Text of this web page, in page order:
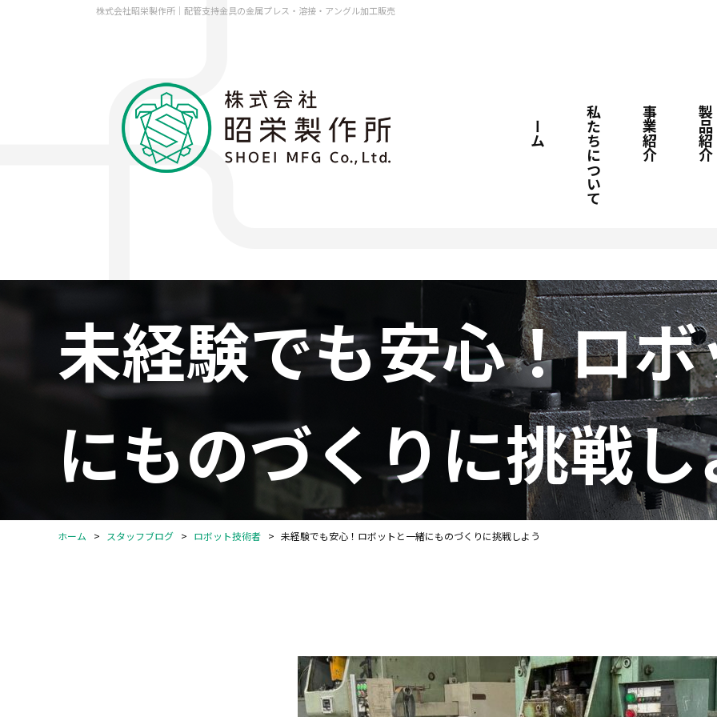
株式会社昭栄製作所｜配管支持金具の金属プレス・溶接・アングル加工販売
ホーム 私たちについて 事業紹介 製品紹介
未経験でも安心！ロ
にものづくりに挑戦
ホーム スタッフブログ ロボット技術者 未経験でも安心！ロボットと一緒にものづくりに挑戦しよう